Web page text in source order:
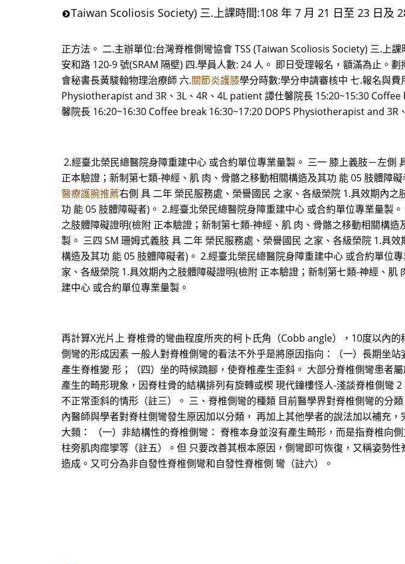
Taiwan Scoliosis Society) 三.上課時間:108 年 7 月 21 日至 23 日及
正方法。 二.主辦單位:台灣脊椎側彎協會 TSS (Taiwan Scoliosis Society) 三.上
安和路 120-9 號(SRAM 隔壁) 四.學員人數: 24 人。 即日受理報名，額滿為止。
會秘書長黃駿翰物理治療師 六.關節炎護膝學分時數:學分申請審核中 七.報名與
Physiotherapist and 3R、3L、4R、4L patient 譚仕馨院長 15:20~15:30
馨院長 16:20~16:30 Coffee break 16:30~17:20 DOPS Physiotherapist and
2.經臺北榮民總醫院身障重建中心 或合約單位專業量製。 三一 膝上義肢－左
正本驗證；新制第七類-神經、肌 肉、骨骼之移動相關構造及其功 能 05 肢體障
醫療護腕推薦右側 具 二年 榮民服務處、榮譽國民 之家、各級榮院 1.具效期內
功 能 05 肢體障礙者)。 2.經臺北榮民總醫院身障重建中心 或合約單位專業量製
之肢體障礙證明(檢附 正本驗證；新制第七類-神經、肌 肉、骨骼之移動相關構
製。 三四 SM 珊姆式義肢 具 二年 榮民服務處、榮譽國民 之家、各級榮院 1.具
構造及其功 能 05 肢體障礙者)。 2.經臺北榮民總醫院身障重建中心 或合約單位
家、各級榮院 1.具效期內之肢體障礙證明(檢附 正本驗證；新制第七類-神經、
建中心 或合約單位專業量製。
再計算X光片上 脊椎骨的彎曲程度所夾的柯卜氏角（Cobb angle），10度以內
側彎的形成因素 一般人對脊椎側彎的看法不外乎是將原因指向：（一）長期坐
產生脊椎變 形；（四）坐的時候蹺腳，使脊椎產生歪斜。 大部分脊椎側彎患者
產生的畸形現象，因脊柱骨的結構排列有旋轉或楔 現代鐘樓怪人-淺談脊椎側彎
不正常歪斜的情形（註三）。 三、脊椎側彎的種類 目前醫學界對脊椎側彎的分
內醫師與學者對脊柱側彎發生原因加以分類， 再加上其他學者的說法加以補充
大類： （一）非結構性的脊椎側彎： 脊椎本身並沒有產生畸形，而是指脊椎向
柱旁肌肉痙孿等（註五）。但 只要改善其根本原因，側彎即可恢復，又稱姿勢
造成。又可分為非自發性脊椎側彎和自發性脊椎側 彎（註六）。